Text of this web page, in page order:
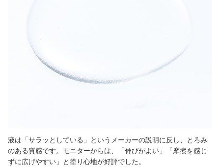
液は「サラッとしている」というメーカーの説明に反し、とろみ
のある質感です。モニターからは、「伸びがよい」「摩擦を感じ
ずに広げやすい」と塗り心地が好評でした。